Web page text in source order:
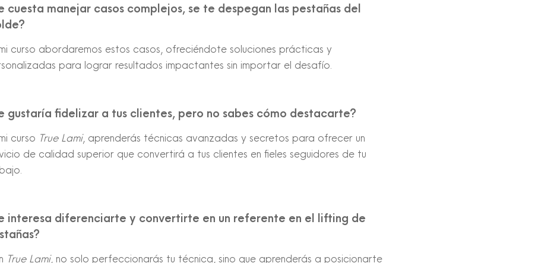
cuesta manejar casos complejos, se te despegan las pestañas del
curso abordaremos estos casos, ofreciéndote soluciones prácticas y
para lograr resultados impactantes sin importar el desafío.
gustaría fidelizar a tus clientes, pero no sabes cómo destacarte?
curso True Lami, aprenderás técnicas avanzadas y secretos para ofrecer un
de calidad superior que convertirá a tus clientes en fieles seguidores de tu
interesa diferenciarte y convertirte en un referente en el lifting de
True Lami, no solo perfeccionarás tu técnica, sino que aprenderás a posicionarte